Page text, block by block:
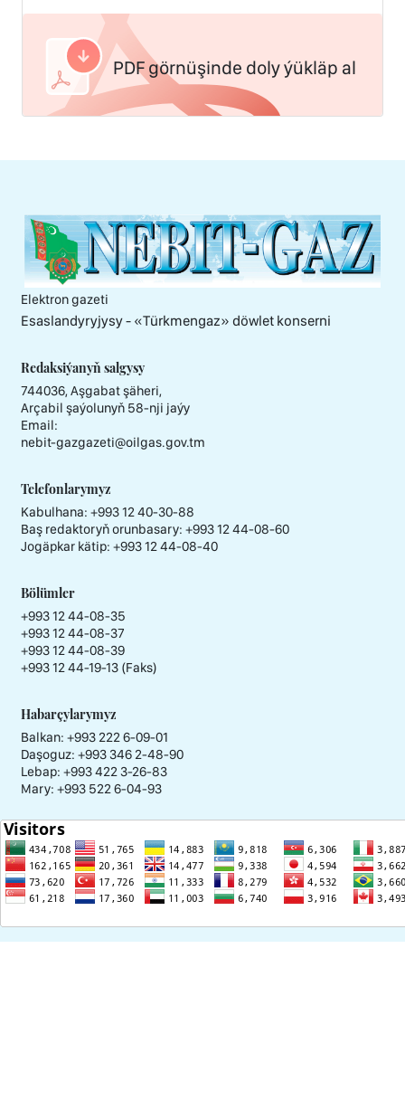
PDF görnüşinde doly ýükläp al
Elektron gazeti
Esaslandyryjysy - «Тürkmengaz» döwlet konserni
Redaksiýanyň salgysy
744036, Aşgabat şäheri,
Arçabil şaýolunyň 58-nji jaýy
Email:
nebit-gazgazeti@oilgas.gov.tm
Telefonlarymyz
Kabulhana: +993 12 40-30-88
Baş redaktoryň orunbasary: +993 12 44-08-60
Jogäpkar kätip: +993 12 44-08-40
Bölümler
+993 12 44-08-35
+993 12 44-08-37
+993 12 44-08-39
+993 12 44-19-13 (Faks)
Habarçylarymyz
Balkan: +993 222 6-09-01
Daşoguz: +993 346 2-48-90
Lebap: +993 422 3-26-83
Mary: +993 522 6-04-93